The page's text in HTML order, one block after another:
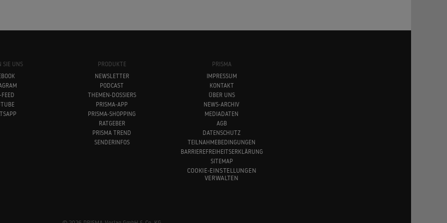
SIE UNS
FEED
PRODUKTE
NEWSLETTER
PODCAST
THEMEN-DOSSIERS
PRISMA-APP
PRISMA-SHOPPING
RATGEBER
PRISMA TREND
SENDERINFOS
PRISMA
IMPRESSUM
KONTAKT
ÜBER UNS
NEWS-ARCHIV
MEDIADATEN
AGB
DATENSCHUTZ
TEILNAHMEBEDINGUNGEN
BARRIEREFREIHEITSERKLÄRUNG
SITEMAP
COOKIE-EINSTELLUNGEN
VERWALTEN